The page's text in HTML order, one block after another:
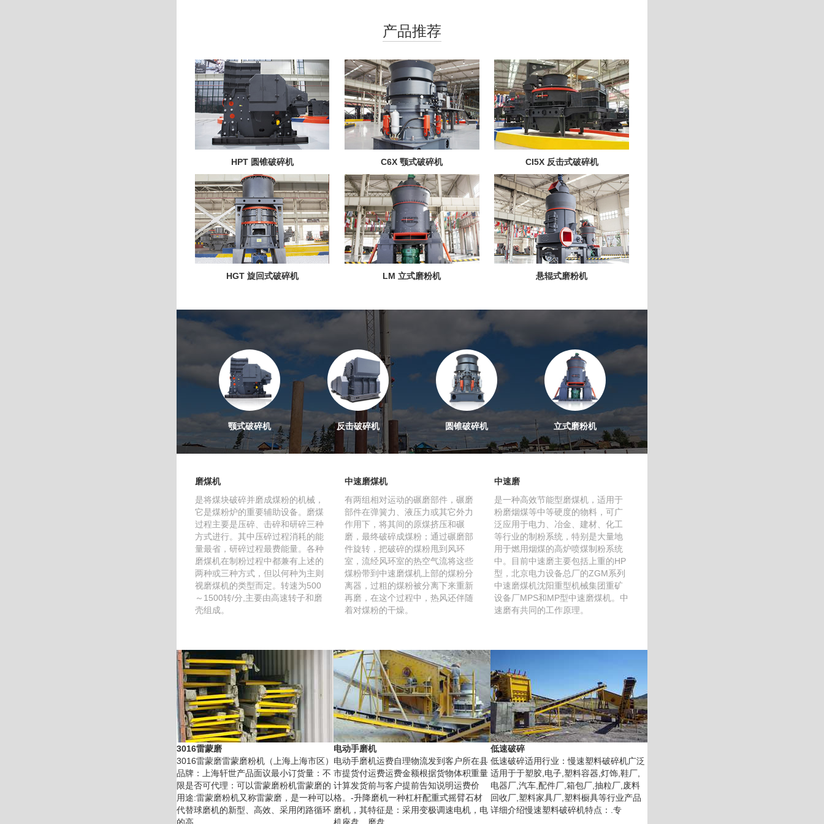
产品推荐
HPT 圆锥破碎机 C6X 颚式破碎机 CI5X 反击式破碎机
HGT 旋回式破碎机 LM 立式磨粉机 悬辊式磨粉机
颚式破碎机 反击破碎机 圆锥破碎机 立式磨粉机
磨煤机
是将煤块破碎并磨成煤粉的机械，
它是煤粉炉的重要辅助设备。磨煤
过程主要是压碎、击碎和研碎三种
方式进行。其中压碎过程消耗的能
量最省，研碎过程最费能量。各种
磨煤机在制粉过程中都兼有上述的
两种或三种方式，但以何种为主则
视磨煤机的类型而定。转速为500
～1500转/分,主要由高速转子和磨
壳组成。
中速磨煤机
有两组相对运动的碾磨部件，碾磨
部件在弹簧力、液压力或其它外力
作用下，将其间的原煤挤压和碾
磨，最终破碎成煤粉；通过碾磨部
件旋转，把破碎的煤粉甩到风环
室，流经风环室的热空气流将这些
煤粉带到中速磨煤机上部的煤粉分
离器，过粗的煤粉被分离下来重新
再磨，在这个过程中，热风还伴随
着对煤粉的干燥。
中速磨
是一种高效节能型磨煤机，适用于
粉磨烟煤等中等硬度的物料，可广
泛应用于电力、冶金、建材、化工
等行业的制粉系统，特别是大量地
用于燃用烟煤的高炉喷煤制粉系统
中。目前中速磨主要包括上重的HP
型，北京电力设备总厂的ZGM系列
中速磨煤机沈阳重型机械集团重矿
设备厂MPS和MP型中速磨煤机。中
速磨有共同的工作原理。
3016雷蒙磨
3016雷蒙磨雷蒙磨粉机（上海上海市区）
品牌：上海轩世产品面议最小订货量：不
限是否可代理：可以雷蒙磨粉机雷蒙磨的
用途:雷蒙磨粉机又称雷蒙磨，是一种可以
代替球磨机的新型、高效、采用闭路循环
电动手磨机
电动手磨机运费自理物流发到客户所在县
市提货付运费运费金额根据货物体积重量
计算发货前与客户提前告知说明运费价
格。-升降磨机一种杠杆配重式摇臂石材
磨机，其特征是：采用变极调速电机，电
低速破碎
低速破碎适用行业：慢速塑料破碎机广泛
适用于于塑胶,电子,塑料容器,灯饰,鞋厂,
电器厂,汽车,配件厂,箱包厂,抽粒厂,废料
回收厂,塑料家具厂,塑料橱具等行业产品
详细介绍慢速塑料破碎机特点：.专